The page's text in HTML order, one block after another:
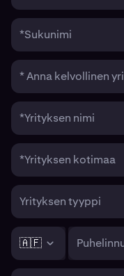
*Sukunimi
* Anna kelvollinen
*Yrityksen nimi
*Yrityksen kotimaa
Yrityksen tyyppi
🇦🇫